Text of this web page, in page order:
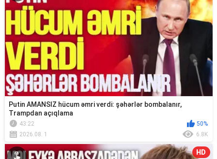
Putin AMANSIZ hücum əmri verdi: şəhərlər bombalanır,
Trampdan açıqlama
43:22
50%
2026.08. 1
6.8K
HD